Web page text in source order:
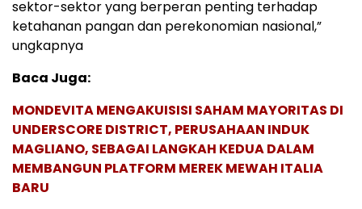
sektor-sektor yang berperan penting terhadap
ketahanan pangan dan perekonomian nasional,”
ungkapnya
Baca Juga:
MONDEVITA MENGAKUISISI SAHAM MAYORITAS DI
UNDERSCORE DISTRICT, PERUSAHAAN INDUK
MAGLIANO, SEBAGAI LANGKAH KEDUA DALAM
MEMBANGUN PLATFORM MEREK MEWAH ITALIA
BARU